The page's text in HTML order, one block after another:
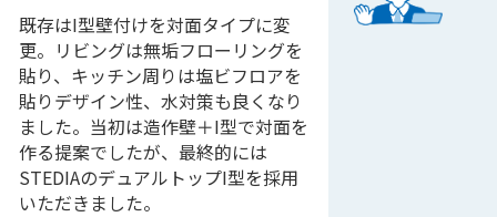
既存はI型壁付けを対面タイプに変
更。リビングは無垢フローリングを
貼り、キッチン周りは塩ビフロアを
貼りデザイン性、水対策も良くなり
ました。当初は造作壁＋I型で対面を
作る提案でしたが、最終的には
STEDIAのデュアルトップI型を採用
いただきました。